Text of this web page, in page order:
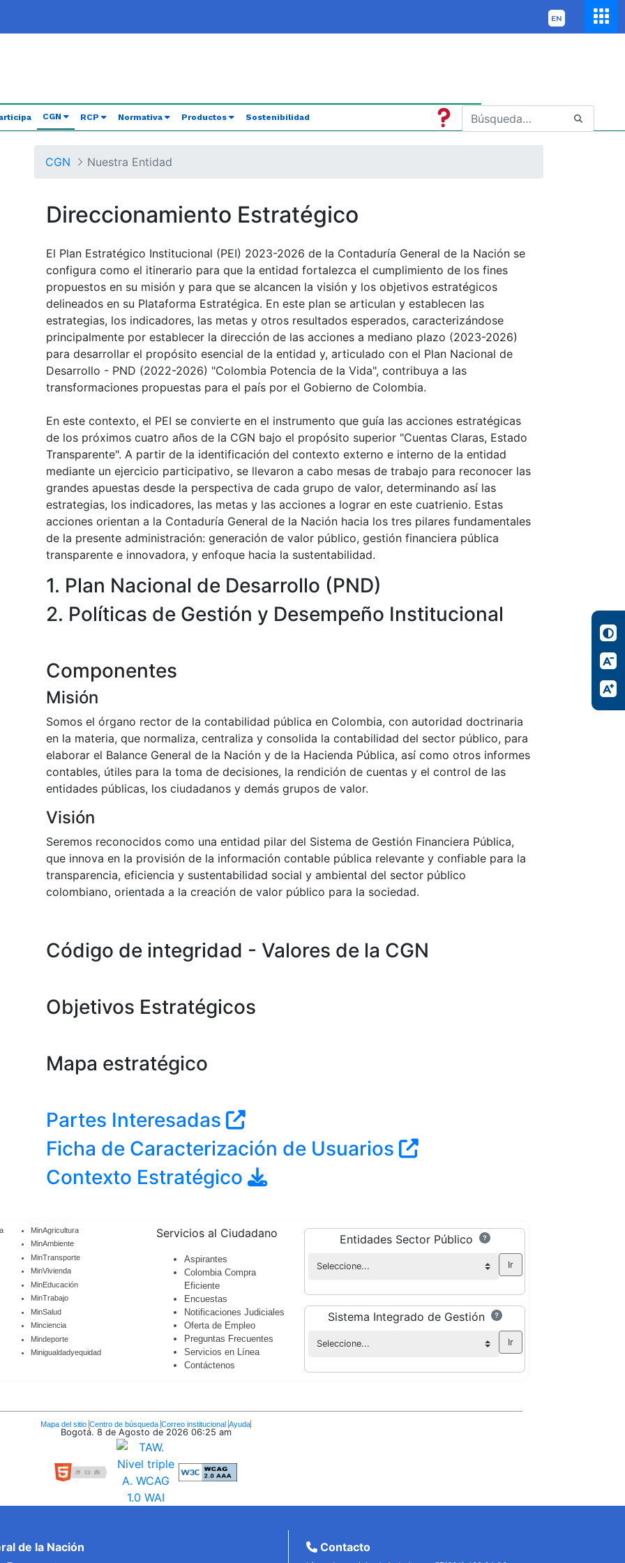
CGN (current)
RCP Normativa Productos Sostenibilidad
CGN Nuestra Entidad
Direccionamiento Estratégico
El Plan Estratégico Institucional (PEI) 2023-2026 de la Contaduría General de la Nación se
configura como el itinerario para que la entidad fortalezca el cumplimiento de los fines
propuestos en su misión y para que se alcancen la visión y los objetivos estratégicos
delineados en su Plataforma Estratégica. En este plan se articulan y establecen las
estrategias, los indicadores, las metas y otros resultados esperados, caracterizándose
principalmente por establecer la dirección de las acciones a mediano plazo (2023-2026)
para desarrollar el propósito esencial de la entidad y, articulado con el Plan Nacional de
Desarrollo - PND (2022-2026) "Colombia Potencia de la Vida", contribuya a las
transformaciones propuestas para el país por el Gobierno de Colombia.
En este contexto, el PEI se convierte en el instrumento que guía las acciones estratégicas
de los próximos cuatro años de la CGN bajo el propósito superior "Cuentas Claras, Estado
Transparente". A partir de la identificación del contexto externo e interno de la entidad
mediante un ejercicio participativo, se llevaron a cabo mesas de trabajo para reconocer las
grandes apuestas desde la perspectiva de cada grupo de valor, determinando así las
estrategias, los indicadores, las metas y las acciones a lograr en este cuatrienio. Estas
acciones orientan a la Contaduría General de la Nación hacia los tres pilares fundamentales
de la presente administración: generación de valor público, gestión financiera pública
transparente e innovadora, y enfoque hacia la sustentabilidad.
1. Plan Nacional de Desarrollo (PND)
2. Políticas de Gestión y Desempeño Institucional
Componentes
Misión
Somos el órgano rector de la contabilidad pública en Colombia, con autoridad doctrinaria
en la materia, que normaliza, centraliza y consolida la contabilidad del sector público, para
elaborar el Balance General de la Nación y de la Hacienda Pública, así como otros informes
contables, útiles para la toma de decisiones, la rendición de cuentas y el control de las
entidades públicas, los ciudadanos y demás grupos de valor.
Visión
Seremos reconocidos como una entidad pilar del Sistema de Gestión Financiera Pública,
que innova en la provisión de la información contable pública relevante y confiable para la
transparencia, eficiencia y sustentabilidad social y ambiental del sector público
colombiano, orientada a la creación de valor público para la sociedad.
Código de integridad - Valores de la CGN
Objetivos Estratégicos
Mapa estratégico
Partes Interesadas
Ficha de Caracterización de Usuarios
Contexto Estratégico
MinAgricultura
MinAmbiente
MinTransporte
MinVivienda
MinEducación
MinTrabajo
MinSalud
Minciencia
Mindeporte
Minigualdadyequidad
Servicios al Ciudadano
Aspirantes
Colombia Compra
Eficiente
Encuestas
Notificaciones Judiciales
Oferta de Empleo
Preguntas Frecuentes
Servicios en Línea
Contáctenos
Entidades Sector Público
Sistema Integrado de Gestión
Mapa del sitio Centro de búsqueda Correo institucional Ayuda
Bogotá. 8 de Agosto de 2026 06:25 am
de la Nación Contacto